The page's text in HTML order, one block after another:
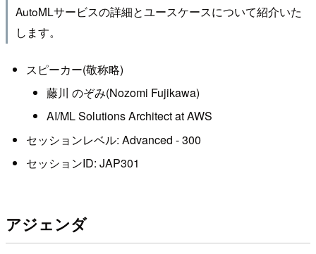
AutoMLサービスの詳細とユースケースについて紹介いた
します。
スピーカー(敬称略)
藤川 のぞみ(Nozomi Fujikawa)
AI/ML Solutions Architect at AWS
セッションレベル: Advanced - 300
セッションID: JAP301
アジェンダ